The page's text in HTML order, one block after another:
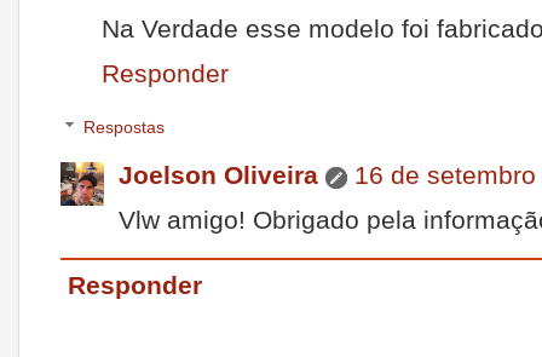
Na Verdade esse modelo foi
Responder
Respostas
Joelson Oliveira
16 de
Vlw amigo! Obrigado pela
Responder